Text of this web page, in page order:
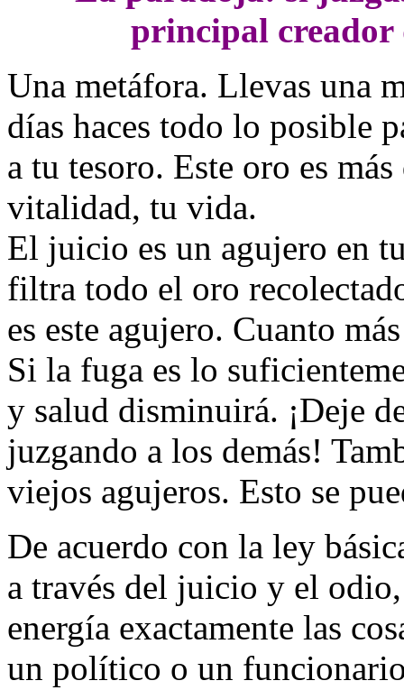
principal creador
Una metáfora. Llevas una
días haces todo lo posible
a tu tesoro. Este oro es
vitalidad, tu vida.
El juicio es un agujero en
filtra todo el oro
es este agujero. Cuanto
Si la fuga es lo
y salud disminuirá. ¡Deje
juzgando a los demás!
viejos agujeros. Esto se
De acuerdo con la ley
a través del juicio y el
energía exactamente las
un político o un